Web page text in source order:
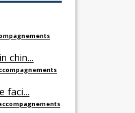
chin...
faci...